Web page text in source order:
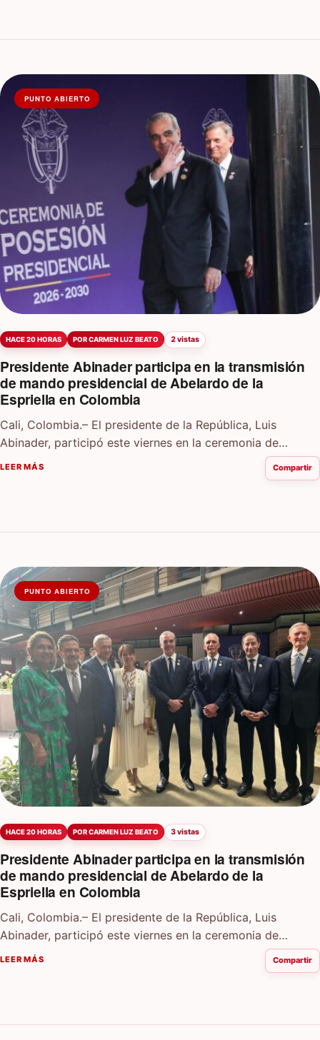
PUNTO ABIERTO
HACE 20 HORAS POR CARMEN LUZ BEATO 2 vistas
Presidente Abinader participa en la transmisión
de mando presidencial de Abelardo de la
Espriella en Colombia
Cali, Colombia.– El presidente de la República, Luis
Abinader, participó este viernes en la ceremonia de
transmisión de mando presidencial de la…
LEER MÁS Compartir
PUNTO ABIERTO
HACE 20 HORAS POR CARMEN LUZ BEATO 3 vistas
Presidente Abinader participa en la transmisión
de mando presidencial de Abelardo de la
Espriella en Colombia
Cali, Colombia.– El presidente de la República, Luis
Abinader, participó este viernes en la ceremonia de
transmisión de mando presidencial de la…
LEER MÁS Compartir